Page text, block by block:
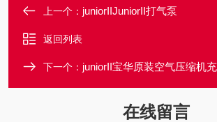
上一个： juniorIIJuniorII打气泵
返回列表
下一个： juniorII宝华原装空气压缩机
在线留言